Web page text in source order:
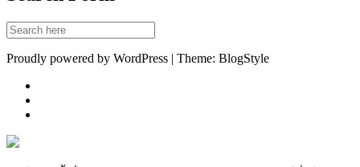
Proudly powered by WordPress | Theme: BlogStyle